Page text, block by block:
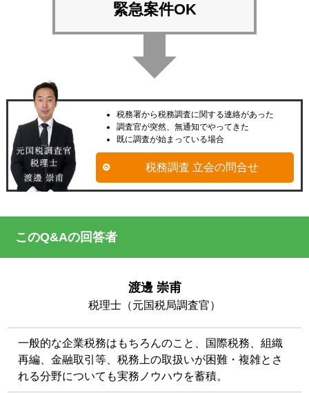
緊急案件OK
税務署から税務調査に関する連絡があった
調査官が突然、無通知でやってきた
既に調査が始まっている場合
税務調査 立会の問合せ
このQ&Aの回答者
渡邊 崇甫
税理士（元国税局調査官）
一般的な企業税務はもちろんのこと、国際税務、組織
再編、金融取引等、税務上の取扱いが困難・複雑とさ
れる分野についても実務ノウハウを蓄積。